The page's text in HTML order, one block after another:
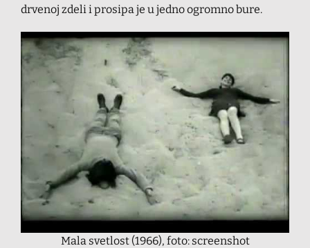
drvenoj zdeli i prosipa je u jedno ogromno bure.
Mala svetlost (1966), foto: screenshot